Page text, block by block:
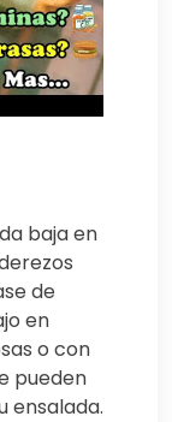
baja en
de
en
o con
pueden
ensalada.